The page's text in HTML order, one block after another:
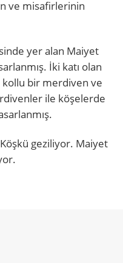
ve misafirlerinin
yer alan Maiyet
İki katı olan
kollu bir merdiven ve
ile köşelerde
geziliyor. Maiyet